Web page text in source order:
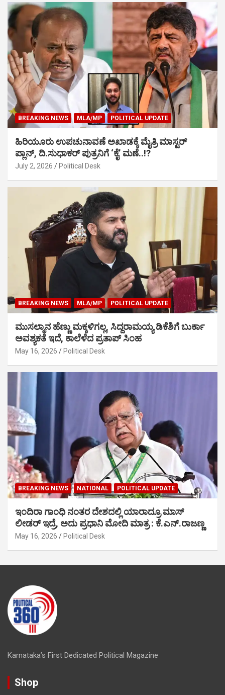
BREAKING NEWS MLA/MP POLITICAL UPDATE
ಹಿರಿಯೂರು ಉಪಚುನಾವಣೆ ಅಖಾಡಕ್ಕೆ ಮೈತ್ರಿ ಮಾಸ್ಟರ್
ಪ್ಲಾನ್, ದಿ.ಸುಧಾಕರ್ ಪುತ್ರನಿಗೆ ‘ಕೈ’ ಮಣೆ..!?
July 2, 2026 Political Desk
BREAKING NEWS MLA/MP POLITICAL UPDATE
ಮುಸಲ್ಮಾನ ಹೆಣ್ಣು ಮಕ್ಕಳಿಗಲ್ಲ, ಸಿದ್ದರಾಮಯ್ಯ ಡಿಕೆಶಿಗೆ ಬುರ್ಕಾ
ಅವಶ್ಯಕತೆ ಇದೆ, ಕಾಲೆಳೆದ ಪ್ರತಾಪ್ ಸಿಂಹ
May 16, 2026 Political Desk
BREAKING NEWS NATIONAL POLITICAL UPDATE
ಇಂದಿರಾ ಗಾಂಧಿ ನಂತರ ದೇಶದಲ್ಲಿ ಯಾರಾದ್ರೂ ಮಾಸ್
ಲೀಡರ್ ಇದ್ರೆ, ಅದು ಪ್ರಧಾನಿ ಮೋದಿ ಮಾತ್ರ : ಕೆ.ಎನ್.ರಾಜಣ್ಣ
May 16, 2026 Political Desk
Karnataka’s First Dedicated Political Magazine
Shop